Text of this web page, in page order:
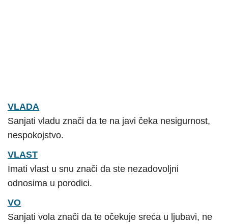
VLADA
Sanjati vladu znači da te na javi čeka nesigurnost,
nespokojstvo.
VLAST
Imati vlast u snu znači da ste nezadovoljni
odnosima u porodici.
VO
Sanjati vola znači da te očekuje sreća u ljubavi, ne